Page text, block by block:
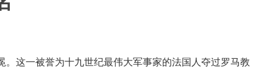
这一被誉为十九世纪最伟大军事家的法国人夺过罗马教